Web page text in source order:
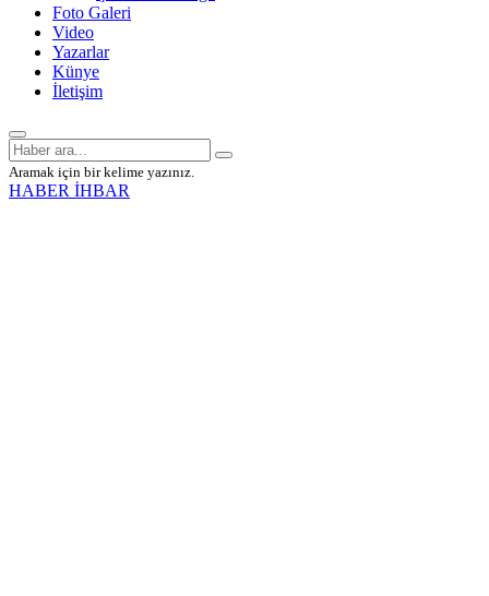
Foto Galeri
Video
Yazarlar
Künye
İletişim
Aramak için bir kelime yazınız.
HABER İHBAR